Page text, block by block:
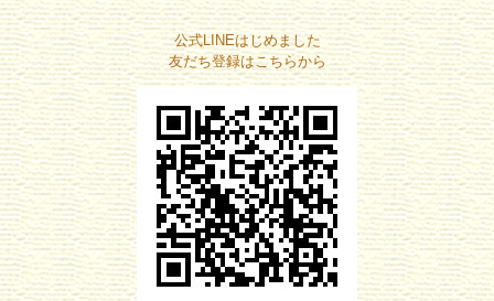
公式LINEはじめました
友だち登録はこちらから